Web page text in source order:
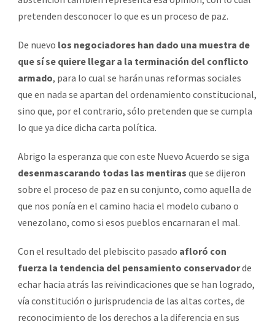
pretenden desconocer lo que es un proceso de paz.
De nuevo los negociadores han dado una muestra de
que sí se quiere llegar a la terminación del conflicto
armado, para lo cual se harán unas reformas sociales
que en nada se apartan del ordenamiento constitucional,
sino que, por el contrario, sólo pretenden que se cumpla
lo que ya dice dicha carta política.
Abrigo la esperanza que con este Nuevo Acuerdo se siga
desenmascarando todas las mentiras que se dijeron
sobre el proceso de paz en su conjunto, como aquella de
que nos ponía en el camino hacia el modelo cubano o
venezolano, como si esos pueblos encarnaran el mal.
Con el resultado del plebiscito pasado afloró con
fuerza la tendencia del pensamiento conservadorde
echar hacia atrás las reivindicaciones que se han logrado,
vía constitución o jurisprudencia de las altas cortes, de
reconocimiento de los derechos a la diferencia en sus